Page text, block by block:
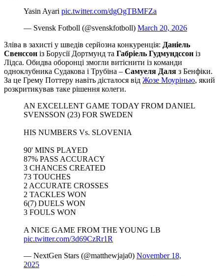
Yasin Ayari pic.twitter.com/dgOgTBMFZa
— Svensk Fotboll (@svenskfotboll) March 20, 2026
Зліва в захисті у шведів серйозна конкуренція: Даніель
Свенссон із Борусії Дортмунд та Габріель Гудмундссон із
Лідса. Обидва оборонці змогли витіснити із команди
одноклубника Судакова і Трубіна – Самуеля Даля з Бенфіки.
За це Грему Поттеру навіть дісталося від Жозе Моурінью, який
розкритикував таке рішення колеги.
AN EXCELLENT GAME TODAY FROM DANIEL
SVENSSON (23) FOR SWEDEN
HIS NUMBERS Vs. SLOVENIA
90' MINS PLAYED
87% PASS ACCURACY
3 CHANCES CREATED
73 TOUCHES
2 ACCURATE CROSSES
2 TACKLES WON
6(7) DUELS WON
3 FOULS WON
A NICE GAME FROM THE YOUNG LB
pic.twitter.com/3d69CzRr1R
— NextGen Stars (@matthewjaja0) November 18,
2025